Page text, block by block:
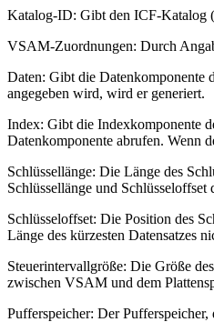
Katalog-ID: Gibt den ICF-Katalog
VSAM-Zuordnungen: Durch
Daten: Gibt die Datenkomponente
angegeben wird, wird er generiert.
Index: Gibt die Indexkomponente
Datenkomponente abrufen. Wenn
Schlüssellänge: Die Länge des
Schlüssellänge und Schlüsseloffset
Schlüsseloffset: Die Position des
Länge des kürzesten Datensatzes
Steuerintervallgröße: Die Größe
zwischen VSAM und dem
Pufferspeicher: Der